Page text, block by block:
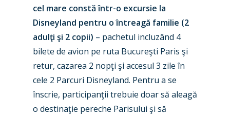
cel mare constă într-o excursie la
Disneyland pentru o întreagă familie (2
adulţi şi 2 copii) – pachetul incluzând 4
bilete de avion pe ruta Bucureşti Paris şi
retur, cazarea 2 nopţi şi accesul 3 zile în
cele 2 Parcuri Disneyland. Pentru a se
înscrie, participanţii trebuie doar să aleagă
o destinaţie pereche Parisului şi să